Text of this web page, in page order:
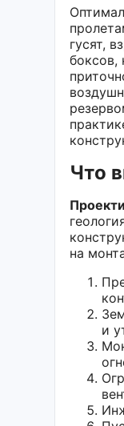
гусят,
боксов,
Что
на
и